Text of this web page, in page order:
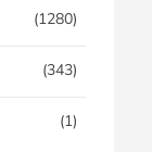
(1280)
(343)
(1)